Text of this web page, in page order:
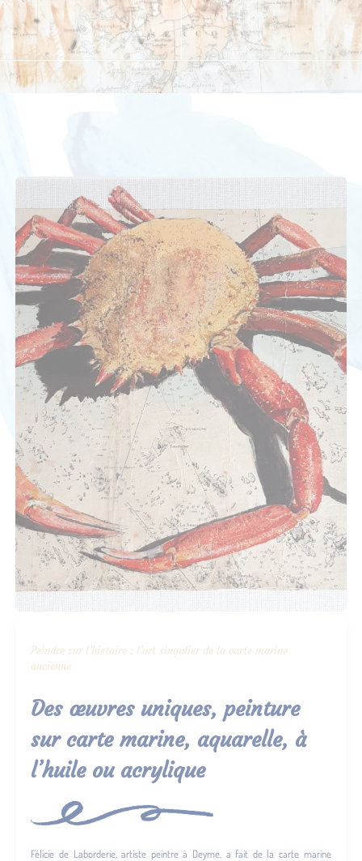
Peindre sur l’histoire : l’art singulier de la carte marine
ancienne
Des œuvres uniques, peinture
sur carte marine, aquarelle, à
l’huile ou acrylique
Félicie de Laborderie, artiste peintre à Deyme, a fait de la carte marine